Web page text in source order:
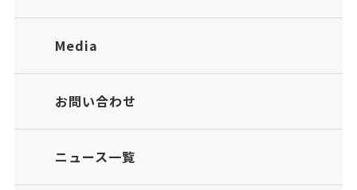
Media
お問い合わせ
ニュース一覧